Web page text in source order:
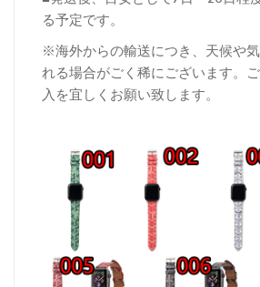
る予定です。
※海外からの輸送につき、天候や
れる場合がごく稀にございます。
入を宜しくお願い致します。